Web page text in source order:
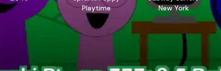
Playtime
New York